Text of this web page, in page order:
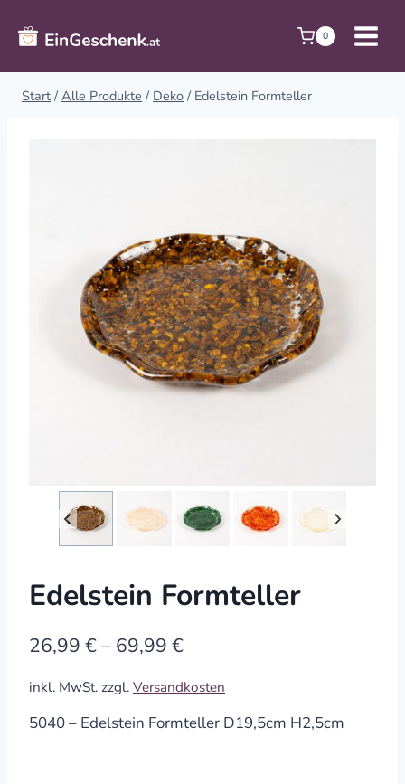
Inhalt
springen
0
Start / Alle Produkte / Deko / Edelstein Formteller
Edelstein Formteller
26,99 €– 69,99 €
inkl. MwSt. zzgl. Versandkosten
5040 – Edelstein Formteller D19,5cm H2,5cm